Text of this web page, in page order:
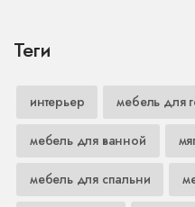
Теги
интерьер мебель для
мебель для ванной
мебель для спальни